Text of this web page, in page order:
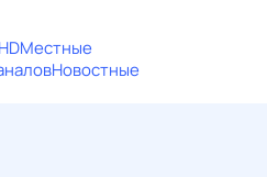
HDМестные
Новостные